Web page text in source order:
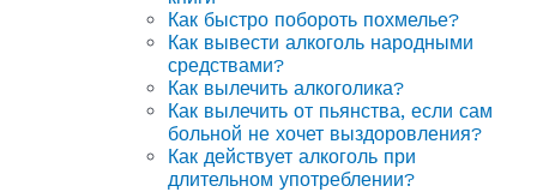
Как быстро побороть похмелье?
Как вывести алкоголь народными
средствами?
Как вылечить алкоголика?
Как вылечить от пьянства, если сам
больной не хочет выздоровления?
Как действует алкоголь при
длительном употреблении?